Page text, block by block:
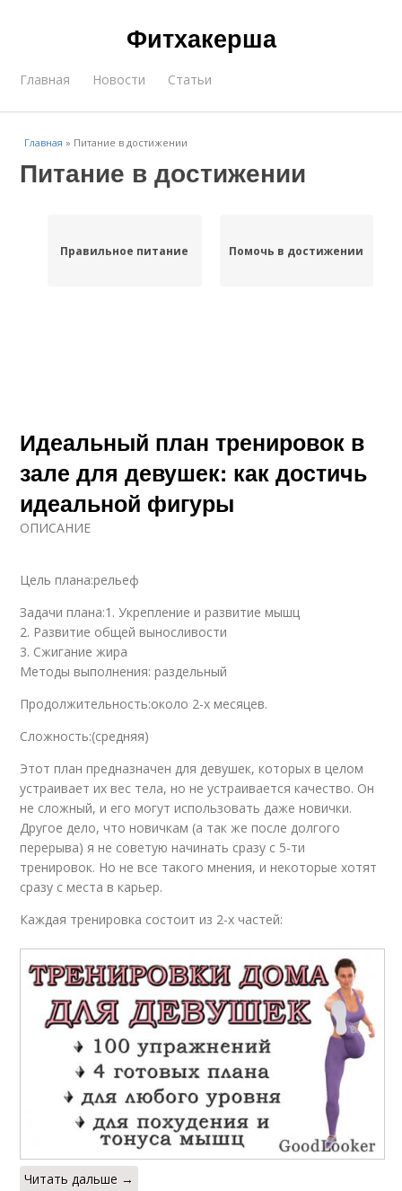
Фитхакерша
Главная Новости Статьи
Главная » Питание в достижении
Питание в достижении
Правильное питание Помочь в достижении
Идеальный план тренировок в
зале для девушек: как достичь
идеальной фигуры
ОПИСАНИЕ
Цель плана:рельеф
Задачи плана:1. Укрепление и развитие мышц
2. Развитие общей выносливости
3. Сжигание жира
Методы выполнения: раздельный
Продолжительность:около 2-х месяцев.
Сложность:(средняя)
Этот план предназначен для девушек, которых в целом
устраивает их вес тела, но не устраивается качество. Он
не сложный, и его могут использовать даже новички.
Другое дело, что новичкам (а так же после долгого
перерыва) я не советую начинать сразу с 5-ти
тренировок. Но не все такого мнения, и некоторые хотят
сразу с места в карьер.
Каждая тренировка состоит из 2-х частей:
Читать дальше →